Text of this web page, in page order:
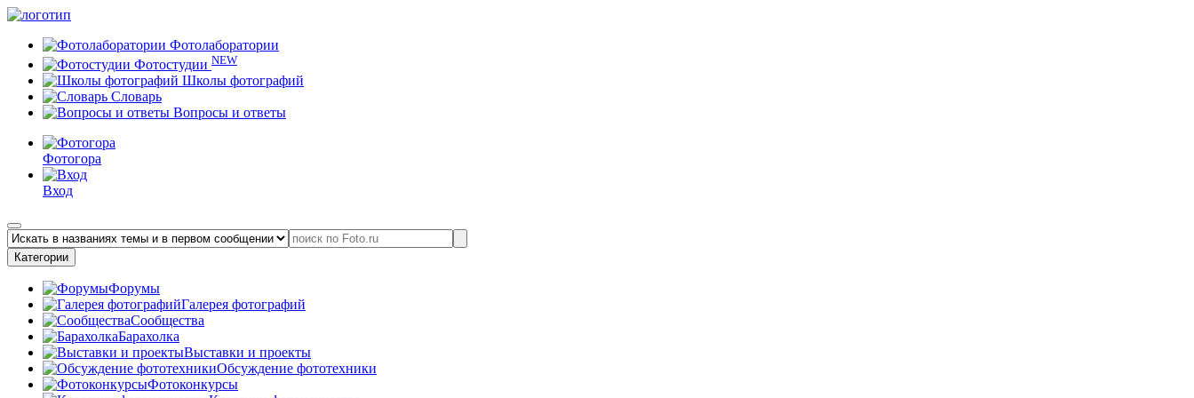
Фотолаборатории
Фотостудии NEW
Школы фотографий
Словарь
Вопросы и ответы
Фотогора
Вход
Категории
Форумы
Галерея фотографий
Сообщества
Барахолка
Выставки и проекты
Обсуждение фототехники
Фотоконкурсы